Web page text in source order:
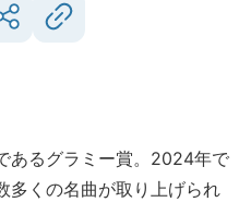
るグラミー賞。2024年で
多くの名曲が取り上げられ